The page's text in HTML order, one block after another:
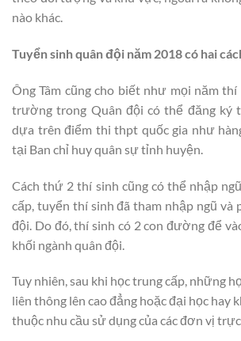
nào khác.
Tuyển sinh quân đội năm 2018 có hai
Ông Tâm cũng cho biết như mọi năm thí
trường trong Quân đội có thể đăng ký
dựa trên điểm thi thpt quốc gia như
tại Ban chỉ huy quân sự tỉnh huyện.
Cách thứ 2 thí sinh cũng có thể nhập
cấp, tuyển thí sinh đã tham nhập ngũ và
đội. Do đó, thí sinh có 2 con đường để
khối ngành quân đội.
Tuy nhiên, sau khi học trung cấp, những
liên thông lên cao đẳng hoặc đại học hay
thuộc nhu cầu sử dụng của các đơn vị